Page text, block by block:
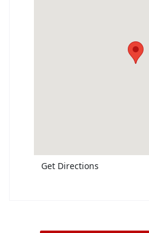
Get Directions